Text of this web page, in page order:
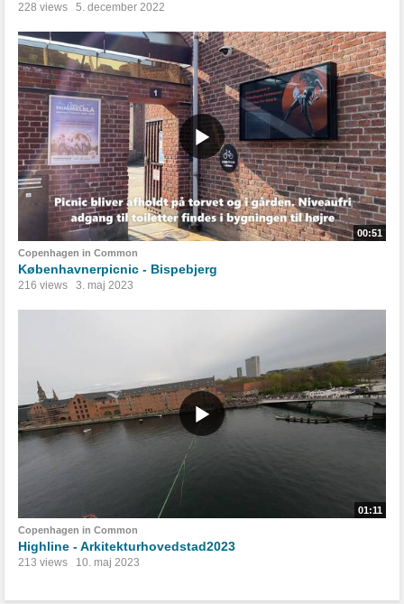
228 views 5. december 2022
00:51
Copenhagen in Common
Københavnerpicnic - Bispebjerg
216 views 3. maj 2023
01:11
Copenhagen in Common
Highline - Arkitekturhovedstad2023
213 views 10. maj 2023